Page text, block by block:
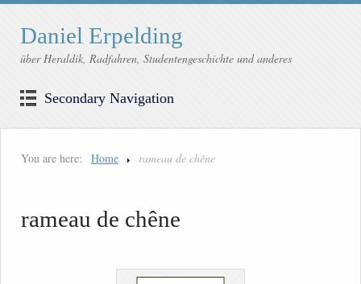
Daniel Erpelding
über Heraldik, Radfahren, Studentengeschichte und anderes
Secondary Navigation
You are here: Home rameau de chêne
rameau de chêne